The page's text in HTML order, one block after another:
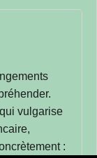
vulgarise
: